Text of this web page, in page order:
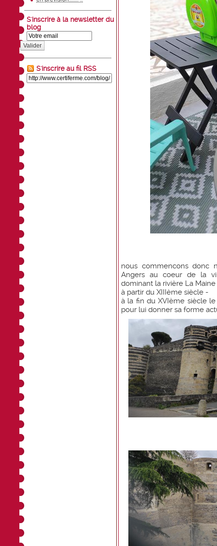
S'inscrire à la newsletter du
blog
Valider
S'inscrire au fil RSS
nous commencons donc
Angers au coeur de la
dominant la rivière La Maine
à partir du XIIIème siècle -
à la fin du XVIème siècle
pour lui donner sa forme